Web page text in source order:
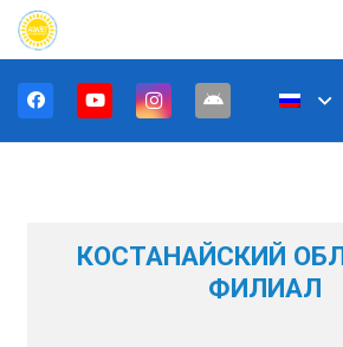
КОСТАНАЙСКИЙ
ФИЛИАЛ